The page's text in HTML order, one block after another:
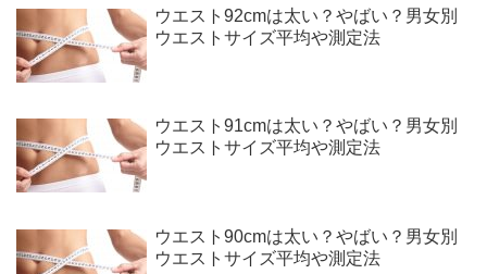
ウエスト92cmは太い？やばい？男女別
ウエストサイズ平均や測定法
ウエスト91cmは太い？やばい？男女別
ウエストサイズ平均や測定法
ウエスト90cmは太い？やばい？男女別
ウエストサイズ平均や測定法